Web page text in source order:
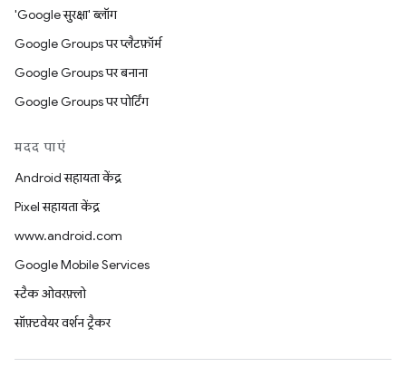
'Google सुरक्षा' ब्लॉग
Google Groups पर प्लैटफ़ॉर्म
Google Groups पर बनाना
Google Groups पर पोर्टिंग
मदद पाएं
Android सहायता केंद्र
Pixel सहायता केंद्र
www.android.com
Google Mobile Services
स्टैक ओवरफ़्लो
सॉफ़्टवेयर वर्शन ट्रैकर